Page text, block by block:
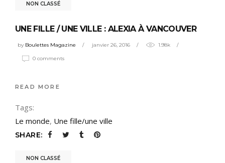
NON CLASSÉ
UNE FILLE / UNE VILLE : ALEXIA À VANCOUVER
by Boulettes Magazine janvier 26, 2016 1.98k
0 comments
READ MORE
Tags:
Le monde, Une fille/une ville
SHARE:
NON CLASSÉ